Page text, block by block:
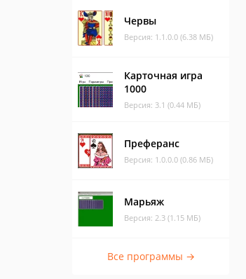
Червы
Версия: 1.1.0.0 (6.38 МБ)
Карточная игра
1000
Версия: 3.1 (0.44 МБ)
Преферанс
Версия: 1.0.0.0 (0.86 МБ)
Марьяж
Версия: 2.3 (1.15 МБ)
Все программы →